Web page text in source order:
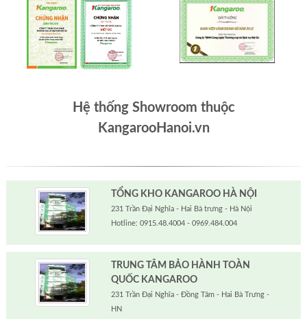
Hệ thống Showroom thuộc
KangarooHanoi.vn
TỔNG KHO KANGAROO HÀ NỘI
231 Trần Đại Nghĩa - Hai Bà trưng - Hà Nội
Hotline: 0915.48.4004 - 0969.484.004
TRUNG TÂM BẢO HÀNH TOÀN
QUỐC KANGAROO
231 Trần Đại Nghĩa - Đồng Tâm - Hai Bà Trưng -
HN